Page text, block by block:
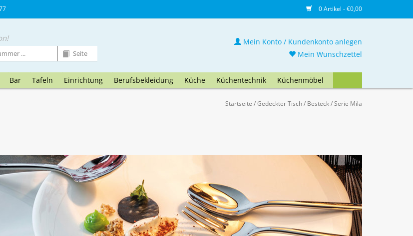
0 Artikel - €0,00
Bar Tafeln Einrichtung Berufsbekleidung Küche Küchentechnik Küchenmöbel
Mein Konto / Kundenkonto anlegen
Mein Wunschzettel
Startseite /Gedeckter Tisch/ Besteck/Serie Mila